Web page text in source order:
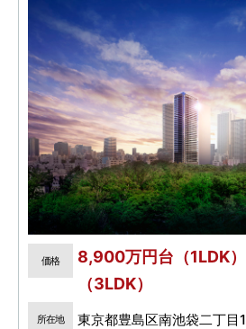
価格
8,900万円台（1LDK
（3LDK）
所在地 東京都豊島区南池袋二丁目